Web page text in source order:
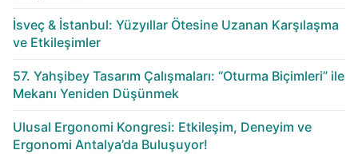
İsveç & İstanbul: Yüzyıllar Ötesine Uzanan Karşılaşma
ve Etkileşimler
57. Yahşibey Tasarım Çalışmaları: “Oturma Biçimleri” ile
Mekanı Yeniden Düşünmek
Ulusal Ergonomi Kongresi: Etkileşim, Deneyim ve
Ergonomi Antalya’da Buluşuyor!